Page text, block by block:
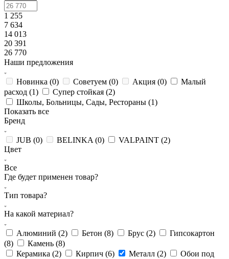
1 255
7 634
14 013
20 391
26 770
Наши предложения
Новинка (0) Советуем (0) Акция (0)
Малый
расход (1) Супер стойкая (2)
Школы, Больницы, Сады, Рестораны (1)
Показать все
Бренд
JUB (0) BELINKA (0) VALPAINT (2)
Цвет
Все
Где будет применен товар?
Тип товара?
На какой материал?
Алюминий (2) Бетон (8) Брус (2)
Гипсокартон
(8) Камень (8)
Керамика (2) Кирпич (6) Металл (2)
Обои под